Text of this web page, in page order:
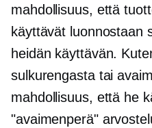
mahdollisuus, että
käyttävät luonnostaan
heidän käyttävän.
sulkurengasta tai
mahdollisuus, että he
"avaimenperä"